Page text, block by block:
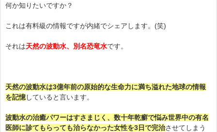
何か知りたいですか？
これは有料級の情報ですが内緒でシェアします。(笑)
それは天然の波動水、別名恐竜水です。
天然の波動水は3億年前の原始的な生命力に満ち溢れた地球の情報
を記憶していると言います。
波動水の治癒パワーはすさまじく、数十年乾癬で悩み世界中の有名
医師に診てもらっても治らなかった女性を3日で完治させてしまう